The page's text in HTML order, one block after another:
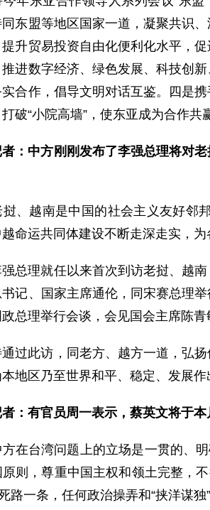
东盟等地区国家一道，凝聚共识
升贸易投资自由化便利化水平，
进数字经济、绿色发展、科技创
合作，倡导文明对话互鉴。四是
破“小院高墙”，使东亚成为合作共
：中方刚刚发布了李强总理将对
挝、越南是中国的社会主义友好邻
命运共同体建设不断走深走实，为
总理就任以来首次到访老挝、越
书记、国家主席通伦，同宋赛总理
总理举行会谈，会见国会主席陈青
过此访，同老方、越方一道，弘
地区乃至世界和平、稳定、发展作
：有官员周一表示，蔡英文将于
方在台湾问题上的立场是一贯的、
则，尊重中国主权和领土完整，
路一条，任何政治操弄和“挟洋谋独